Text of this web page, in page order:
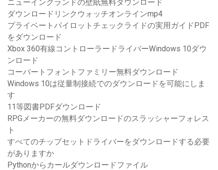
ニューイングランドの壁紙無料ダウンロード
ダウンロードリンクウォッチオンラインmp4
プライベートパイロットチェックライドの実用ガイドPDF
をダウンロード
Xbox 360有線コントローラードライバーWindows 10ダウ
ンロード
コーバートフォントファミリー無料ダウンロード
Windows 10は従量制接続でのダウンロードを可能にしま
す
11等図書PDFダウンロード
RPGメーカーの無料ダウンロードのスラッシャーフォレス
ト
すべてのチップセットドライバーをダウンロードする必要
がありますか
Pythonからカールダウンロードファイル